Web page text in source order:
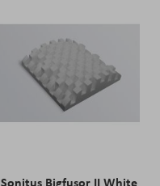
Sonitus Bigfusor II White